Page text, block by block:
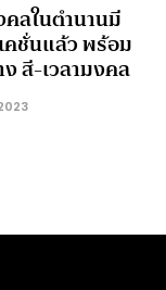
คลในตำนานมี
ชั่นแล้ว พร้อม
สี-เวลามงคล